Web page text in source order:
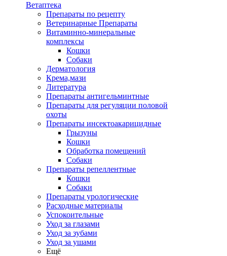
Ветаптека
Препараты по рецепту
Ветеринарные Препараты
Витаминно-минеральные
комплексы
Кошки
Собаки
Дерматология
Крема,мази
Литература
Препараты антигельминтные
Препараты для регуляции половой
охоты
Препараты инсектоакарицидные
Грызуны
Кошки
Обработка помещений
Собаки
Препараты репеллентные
Кошки
Собаки
Препараты урологические
Расходные материалы
Успокоительные
Уход за глазами
Уход за зубами
Уход за ушами
Ещё